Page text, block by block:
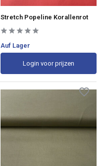
Stretch Popeline Korallenrot
Auf Lager
Login voor prijzen